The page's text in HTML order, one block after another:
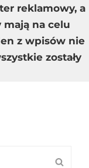
reklamowy, a
mają na celu
z wpisów nie
zostały